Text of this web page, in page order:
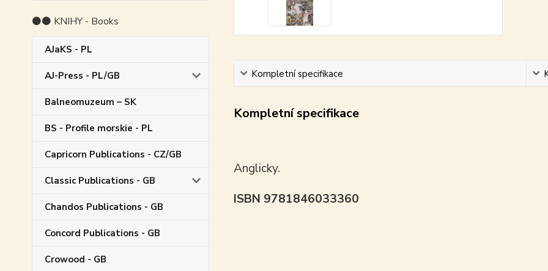
⚫⚫ KNIHY - Books
AJaKS - PL
AJ-Press - PL/GB
Balneomuzeum – SK
BS - Profile morskie - PL
Capricorn Publications - CZ/GB
Classic Publications - GB
Chandos Publications - GB
Concord Publications - GB
Crowood - GB
Kompletní specifikace
Kompletní specifikace
Anglicky.
ISBN 9781846033360